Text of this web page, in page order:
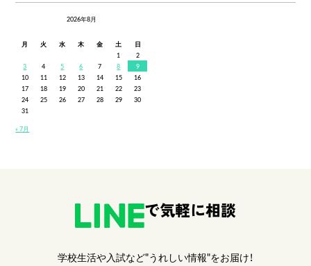
2026年8月
月 火 水 木 金 土
日
1
2
3
4 5 6 7 8
9
10
11 12 13 14 15
16
17
18 19 20 21 22
23
24
25 26 27 28 29
30
31
« 7月
で気軽に相談
学校生活や入試など"うれしい情報"をお届け！